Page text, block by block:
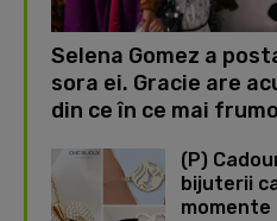
Selena Gomez a
sora ei. Gracie are
din ce în ce mai
(P)
bijuterii